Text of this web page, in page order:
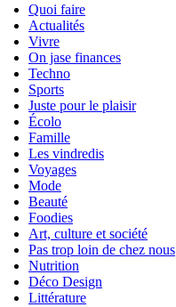
Quoi faire
Actualités
Vivre
On jase finances
Techno
Sports
Juste pour le plaisir
Écolo
Famille
Les vindredis
Voyages
Mode
Beauté
Foodies
Art, culture et société
Pas trop loin de chez nous
Nutrition
Déco Design
Littérature